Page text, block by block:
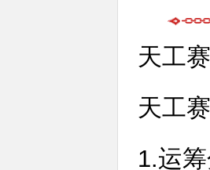
天工
天工
1.运